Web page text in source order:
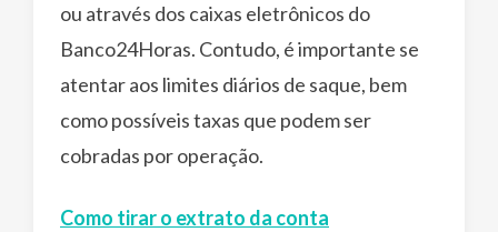
ou através dos caixas eletrônicos do
Banco24Horas. Contudo, é importante se
atentar aos limites diários de saque, bem
como possíveis taxas que podem ser
cobradas por operação.
Como tirar o extrato da conta